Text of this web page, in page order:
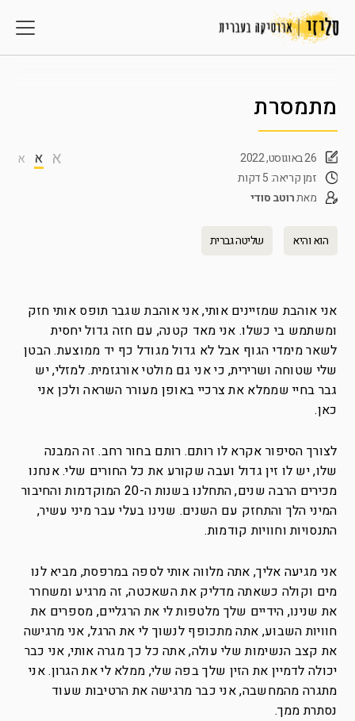
מתמסרת
א א א
26 באוגוסט, 2022
זמן קריאה: 5 דקות
מאתרוטב סודי
הוא והיא שליטה גברית
אני אוהבת שמזיינים אותי, אני אוהבת שגבר תופס אותי חזק
ומשתמש בי כשלו. אני מאד קטנה, עם חזה גדול יחסית
לשאר מימדי הגוף אבל לא גדול מגודל כף יד ממוצעת. הבטן
שלי שטוחה ושרירית, כי אני גם מולטי אורגזמית. למזלי, יש
גבר בחיי שממלא את צרכיי באופן מעורר השראה ולכן אני
כאן.
לצורך הסיפור אקרא לו רותם. רותם בחור רחב. זה המבנה
שלו, יש לו זין גדול ועבה שקורע את כל החורים שלי. אנחנו
מכירים הרבה שנים, התחלנו בשנות ה-20 המוקדמות והחיבור
המיני הלך והתחזק עם השנים. שנינו בעלי עבר מיני עשיר,
התנסויות וחוויות קודמות.
אני מגיעה אליך, אתה מלווה אותי לספה במרפסת, מביא לנו
מים וקולה כשאתה מדליק את השאכטה, זה מרגיע ומשחרר
את שנינו, הידיים שלך מלטפות לי את הרגליים, מספרים את
חוויות השבוע, אתה מתכופף לנשוך לי את הרגל, אני מרגישה
את קצב הנשימות שלי עולה, אתה כל כך מגרה אותי, אני כבר
יכולה לדמיין את הזין שלך בפה שלי, ממלא לי את הגרון. אני
מתגרה מהמחשבה, אני כבר מרגישה את הרטיבות שעוד
נסתרת ממך.